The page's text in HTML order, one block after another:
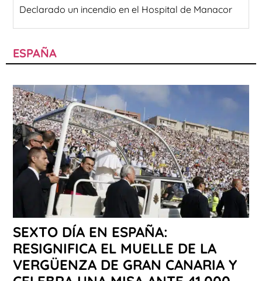
Declarado un incendio en el Hospital de Manacor
ESPAÑA
SEXTO DÍA EN ESPAÑA:
RESIGNIFICA EL MUELLE DE LA
VERGÜENZA DE GRAN CANARIA Y